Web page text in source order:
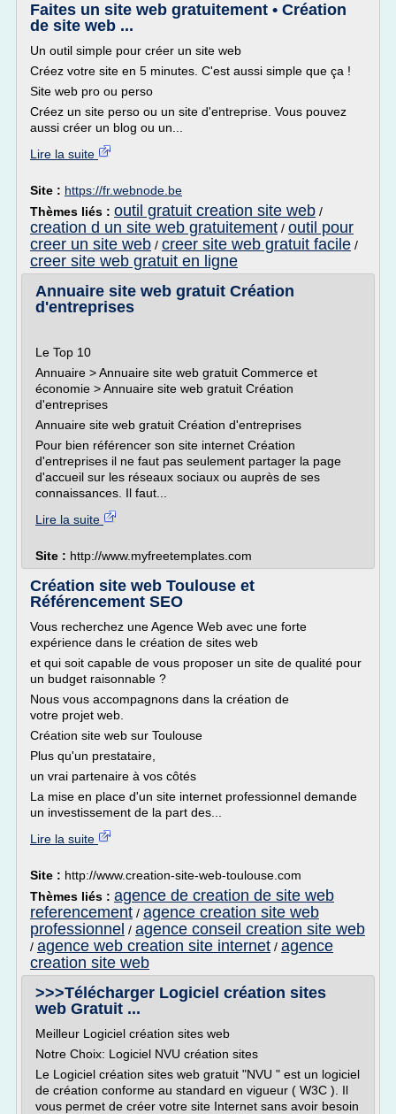
Faites un site web gratuitement • Création
de site web ...
Un outil simple pour créer un site web
Créez votre site en 5 minutes. C'est aussi simple que ça !
Site web pro ou perso
Créez un site perso ou un site d'entreprise. Vous pouvez
aussi créer un blog ou un...
Lire la suite
Site : https://fr.webnode.be
Thèmes liés : outil gratuit creation site web /
creation d un site web gratuitement / outil pour
creer un site web / creer site web gratuit facile /
creer site web gratuit en ligne
Annuaire site web gratuit Création
d'entreprises
Le Top 10
Annuaire > Annuaire site web gratuit Commerce et
économie > Annuaire site web gratuit Création
d'entreprises
Annuaire site web gratuit Création d'entreprises
Pour bien référencer son site internet Création
d'entreprises il ne faut pas seulement partager la page
d'accueil sur les réseaux sociaux ou auprès de ses
connaissances. Il faut...
Lire la suite
Site : http://www.myfreetemplates.com
Création site web Toulouse et
Référencement SEO
Vous recherchez une Agence Web avec une forte
expérience dans le création de sites web
et qui soit capable de vous proposer un site de qualité pour
un budget raisonnable ?
Nous vous accompagnons dans la création de
votre projet web.
Création site web sur Toulouse
Plus qu'un prestataire,
un vrai partenaire à vos côtés
La mise en place d'un site internet professionnel demande
un investissement de la part des...
Lire la suite
Site : http://www.creation-site-web-toulouse.com
Thèmes liés : agence de creation de site web
referencement / agence creation site web
professionnel / agence conseil creation site web
/ agence web creation site internet / agence
creation site web
>>>Télécharger Logiciel création sites
web Gratuit ...
Meilleur Logiciel création sites web
Notre Choix: Logiciel NVU création sites
Le Logiciel création sites web gratuit "NVU " est un logiciel
de création conforme au standard en vigueur ( W3C ). Il
vous permet de créer votre site Internet sans avoir besoin